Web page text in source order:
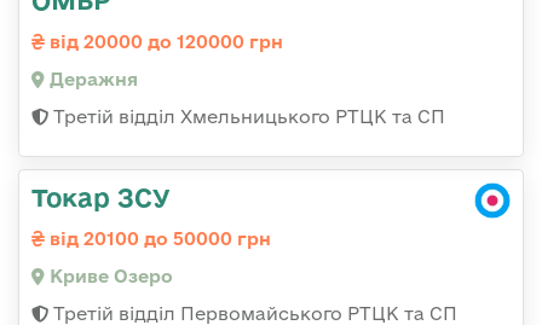
від 20000 до 120000 грн
Деражня
Третій відділ Хмельницького РТЦК та СП
Токар ЗСУ
від 20100 до 50000 грн
Криве Озеро
Третій відділ Первомайського РТЦК та СП